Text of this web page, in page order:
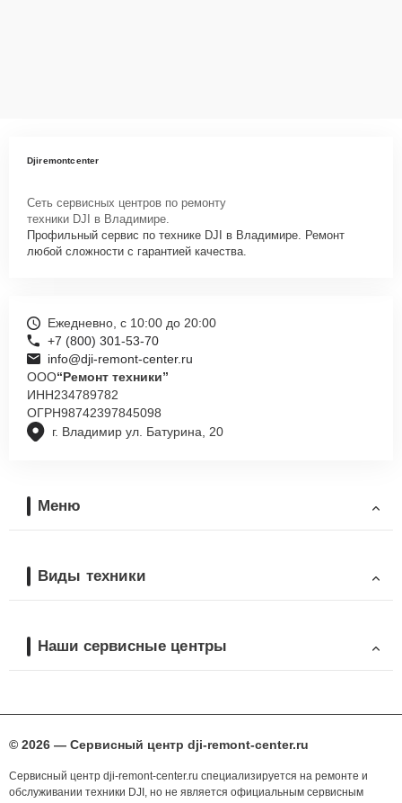
Djiremontcenter
Сеть сервисных центров по ремонту
техники DJI в Владимире.
Профильный сервис по технике DJI в Владимире. Ремонт
любой сложности с гарантией качества.
г. Владимир ул. Батурина, 20
Ежедневно, с 10:00 до 20:00
+7 (800) 301-53-70
info@dji-remont-center.ru
ООО“Ремонт техники”
ИНН234789782
ОГРН98742397845098
Меню
Виды техники
Наши сервисные центры
© 2026 — Сервисный центр dji-remont-center.ru
Сервисный центр dji-remont-center.ru специализируется на ремонте и
обслуживании техники DJI, но не является официальным сервисным